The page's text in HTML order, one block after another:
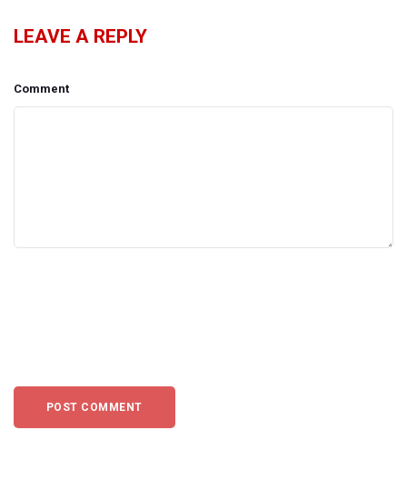
LEAVE A REPLY
Comment